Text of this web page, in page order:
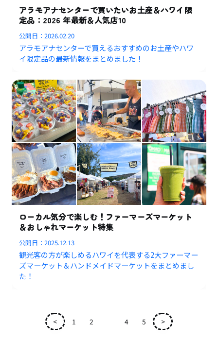
アラモアナセンターで買いたいお土産＆ハワイ限
定品：2026 年最新＆人気店10
公開日：2026.02.20
アラモアナセンターで買えるおすすめのお土産やハワ
イ限定品の最新情報をまとめました！
ローカル気分で楽しむ！ファーマーズマーケット
＆おしゃれマーケット特集
公開日：2025.12.13
観光客の方が楽しめるハワイを代表する2大ファーマー
ズマーケット＆ハンドメイドマーケットをまとめまし
た！
< 1 2 4 5 >